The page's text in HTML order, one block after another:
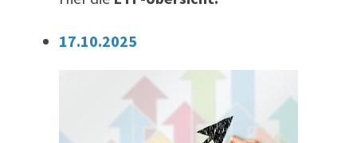
17.10.2025